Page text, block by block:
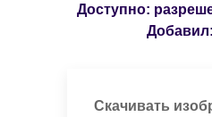
Доступно:
Добавил:
Скачивать